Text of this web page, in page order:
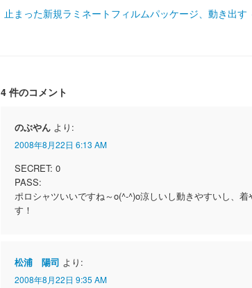
止まった新規ラミネートフィルムパッケージ、動き出
4 件のコメント
のぶやん より:
2008年8月22日 6:13 AM
SECRET: 0
PASS:
ポロシャツいいですね～o(^-^)o涼しいし動きやすいし、
す！
松浦 陽司 より:
2008年8月22日 9:35 AM